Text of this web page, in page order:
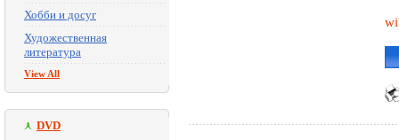
Хобби и досуг
Художественная
литература
View All
DVD